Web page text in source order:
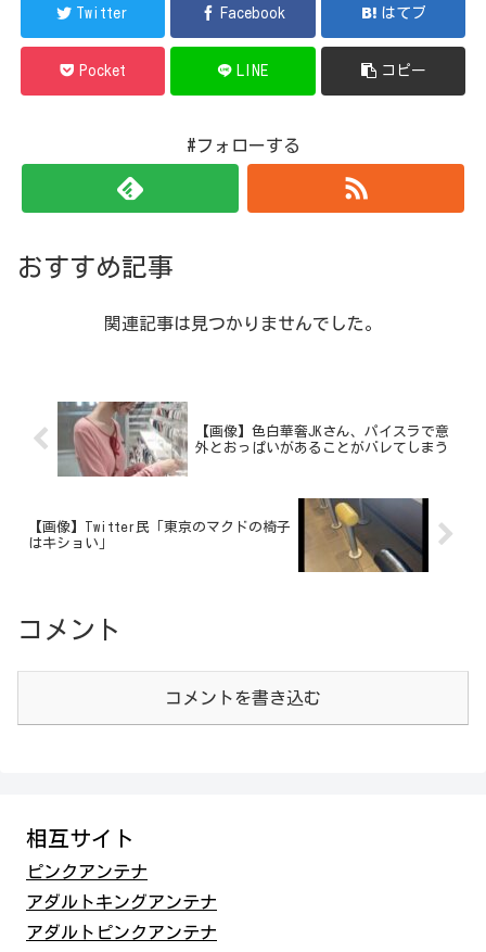
Twitter Facebook はてブ
Pocket LINE コピー
#フォローする
おすすめ記事
関連記事は見つかりませんでした。
【画像】色白華奢JKさん、パイスラで意
外とおっぱいがあることがバレてしまう
【画像】Twitter民「東京のマクドの椅子
はキショい」
コメント
コメントを書き込む
相互サイト
ピンクアンテナ
アダルトキングアンテナ
アダルトピンクアンテナ